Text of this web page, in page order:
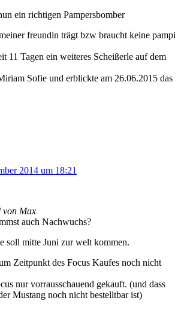
ein richtigen Pampersbomber
freundin trägt bzw braucht keine pampi
11 Tagen ein weiteres Scheißerle auf dem
Sofie und erblickte am 26.06.2015 das
2014 um 18:21
Max
auch Nachwuchs?
soll mitte Juni zur welt kommen.
Zeitpunkt des Focus Kaufes noch nicht
nur vorrausschauend gekauft. (und dass
Mustang noch nicht bestelltbar ist)